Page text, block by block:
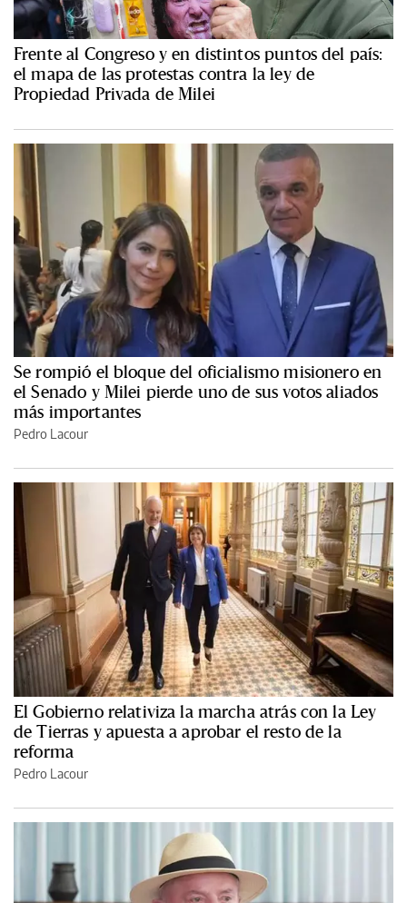
Frente al Congreso y en distintos puntos del país:
el mapa de las protestas contra la ley de
Propiedad Privada de Milei
Se rompió el bloque del oficialismo misionero en
el Senado y Milei pierde uno de sus votos aliados
más importantes
Pedro Lacour
El Gobierno relativiza la marcha atrás con la Ley
de Tierras y apuesta a aprobar el resto de la
reforma
Pedro Lacour